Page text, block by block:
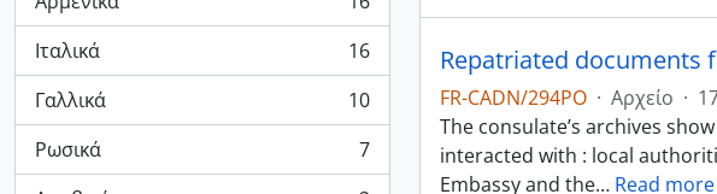
, 16 αποτελέσματα
Ιταλικά
, 16 αποτελέσματα
16
Γαλλικά
, 10 αποτελέσματα
10
Ρωσικά
, 7 αποτελέσματα
7
Repatriated documents
FR-CADN/294PO · Αρχείο ·
The consulate’s archives
interacted with : local
Embassy and the… Read more